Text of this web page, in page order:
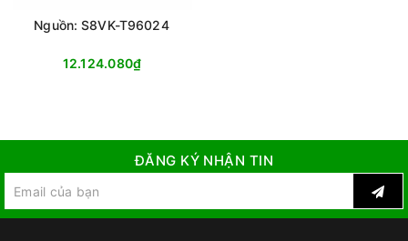
Nguồn: S8VK-T96024
12.124.080₫
ĐĂNG KÝ NHẬN TIN